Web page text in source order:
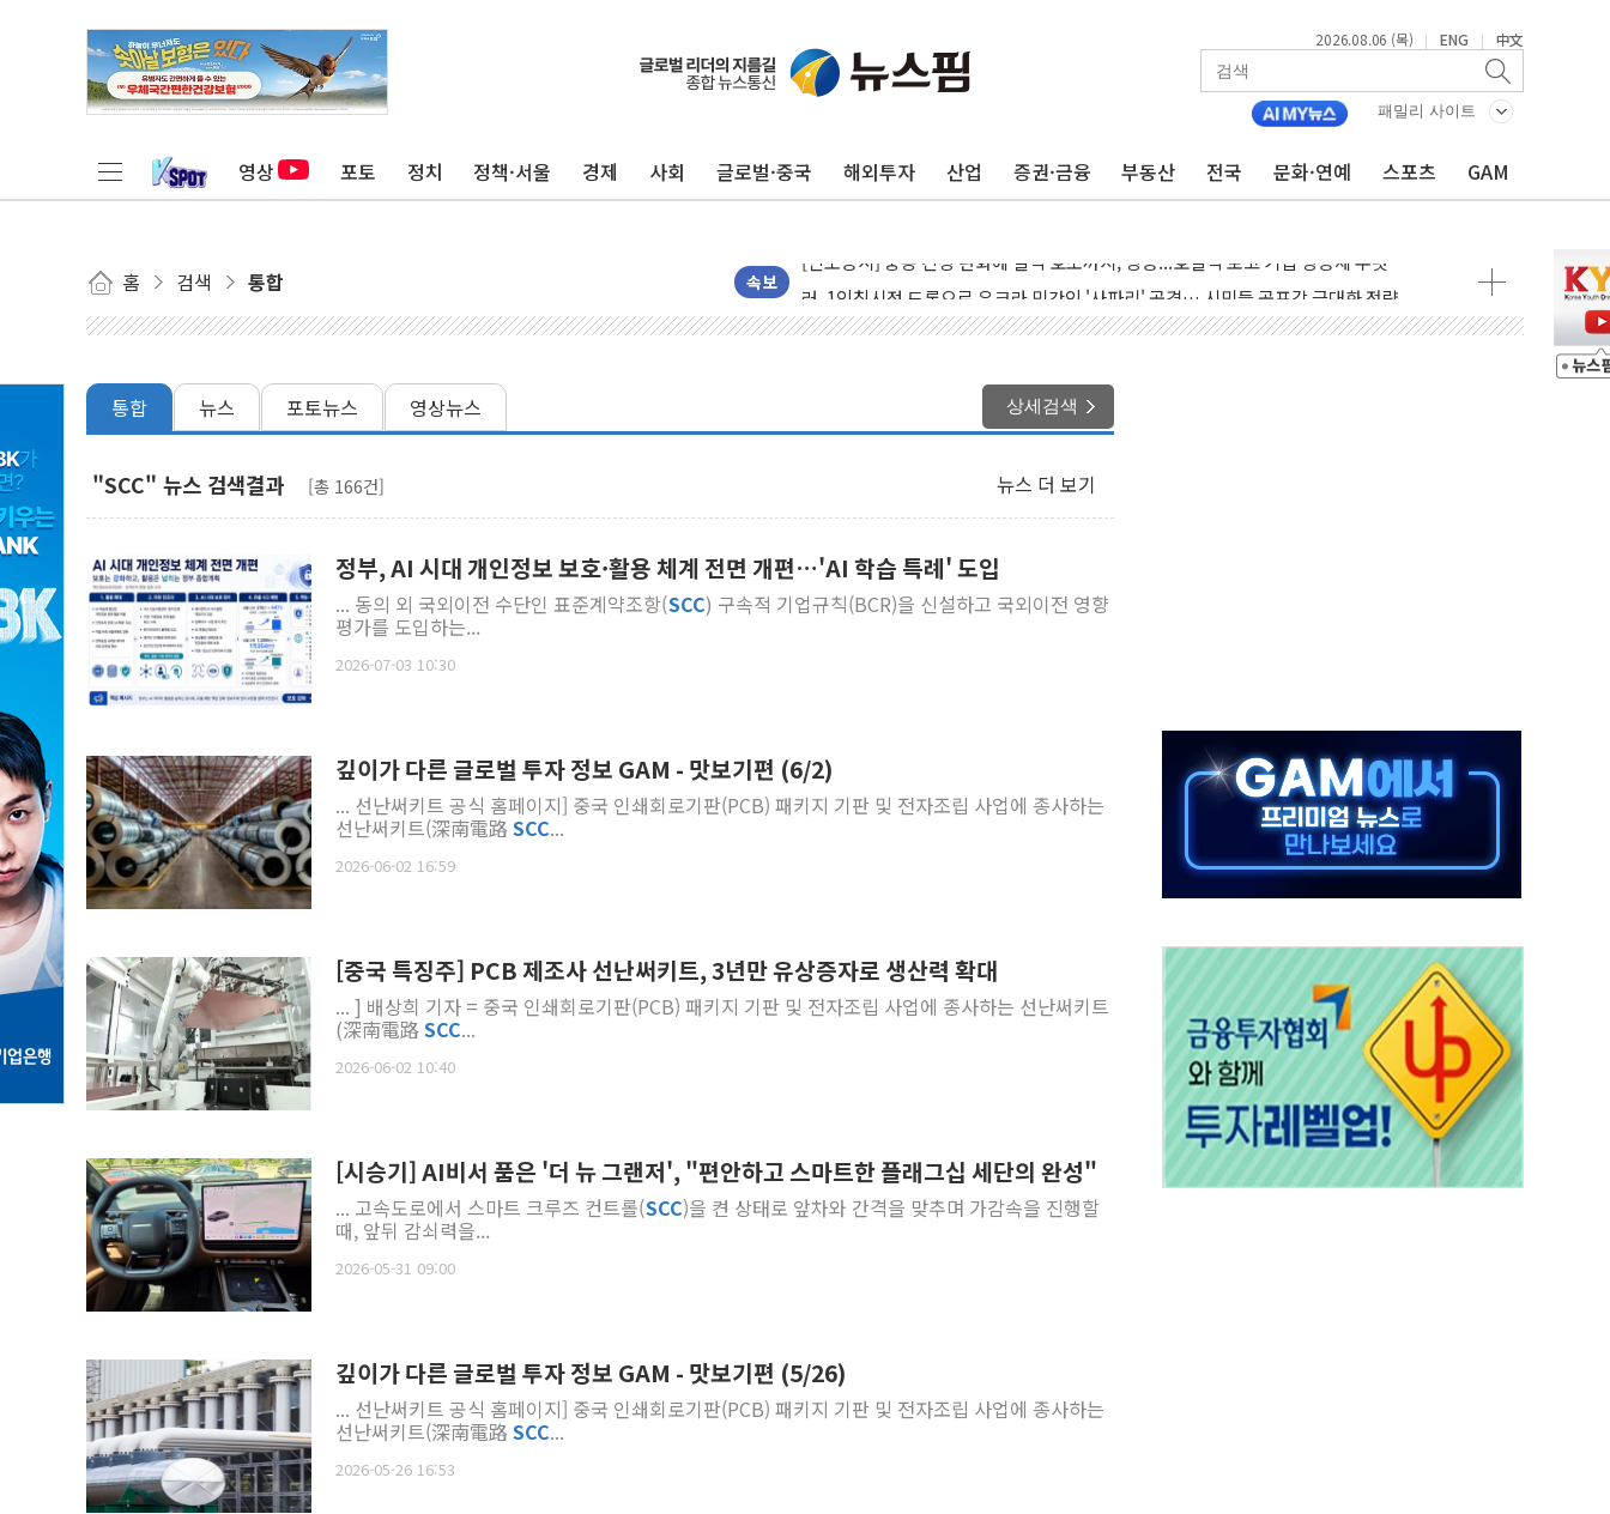
2026.08.06 (목) | ENG | 中文
패밀리 사이트
영상 포토 정치 정책·서울 경제 사회 글로벌·중국 해외투자 산업 증권·금융 부동산 전국 문화·연예 스포츠 GAM
홈 검색 통합 속보
청와대, 北 단거리 탄도미사일 발사에 긴급회의 개최
금값 7주 만에 최고…美 고용 둔화·호르무즈 재개방 기대에 강세
러, 1인칭시점 드론으로 우크라 민간인 '사파리' 공격… 시민들 공포감 극대화 전략
[베트남 증시] 지수 하락 속 'DGC' 임시 주총 기대감에 홀로 상한가…마진 잔액은 사상 최고
양주 섬유염색공장서 화재 1명 중상…대응 1단계 진압 중
김정관 산업부 장관 "주 52시간 손봐야, 경쟁상대 中과 비교해야"
[3보] 북, 원산서 동해로 단거리 탄도미사일 1발 발사… 올해 10번째·42일 만 도발
동해해경, 독도 해상서 부유물 감긴 어선 구조
주한미군 "오산기지 누출, 백린 아닌 무해한 표면 부식 물질"
[코인 시황] 비트코인, ETF 자금 유입에도 박스권…美 암호화폐 법안 처리 여부도 변수
[르포] 39도 폭염 속 잠실 개표소 시위 '62일째'..."대부분 여기서 상주"
강원·전라권 폭염중대경보 확대…온열질환자 2665명·사망 23명
통합 뉴스 포토뉴스 영상뉴스 상세검색
"SCC" 뉴스 검색결과 [총 166건] 뉴스 더 보기
정부, AI 시대 개인정보 보호·활용 체계 전면 개편…'AI 학습 특례' 도입
... 동의 외 국외이전 수단인 표준계약조항(SCC) 구속적 기업규칙(BCR)을 신설하고 국외이전 영향
평가를 도입하는...
2026-07-03 10:30
깊이가 다른 글로벌 투자 정보 GAM - 맛보기편 (6/2)
... 선난써키트 공식 홈페이지] 중국 인쇄회로기판(PCB) 패키지 기판 및 전자조립 사업에 종사하는
선난써키트(深南電路SCC...
2026-06-02 16:59
[중국 특징주] PCB 제조사 선난써키트, 3년만 유상증자로 생산력 확대
... ] 배상희 기자 = 중국 인쇄회로기판(PCB) 패키지 기판 및 전자조립 사업에 종사하는 선난써키트
(深南電路SCC...
2026-06-02 10:40
[시승기] AI비서 품은 '더 뉴 그랜저', "편안하고 스마트한 플래그십 세단의 완성"
... 고속도로에서 스마트 크루즈 컨트롤(SCC)을 켠 상태로 앞차와 간격을 맞추며 가감속을 진행할
때, 앞뒤 감쇠력을...
2026-05-31 09:00
깊이가 다른 글로벌 투자 정보 GAM - 맛보기편 (5/26)
... 선난써키트 공식 홈페이지] 중국 인쇄회로기판(PCB) 패키지 기판 및 전자조립 사업에 종사하는
선난써키트(深南電路SCC...
2026-05-26 16:53